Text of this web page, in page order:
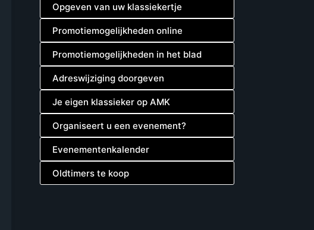
Opgeven van uw klassiekertje
Promotiemogelijkheden online
Promotiemogelijkheden in het blad
Adreswijziging doorgeven
Je eigen klassieker op AMK
Organiseert u een evenement?
Evenementenkalender
Oldtimers te koop